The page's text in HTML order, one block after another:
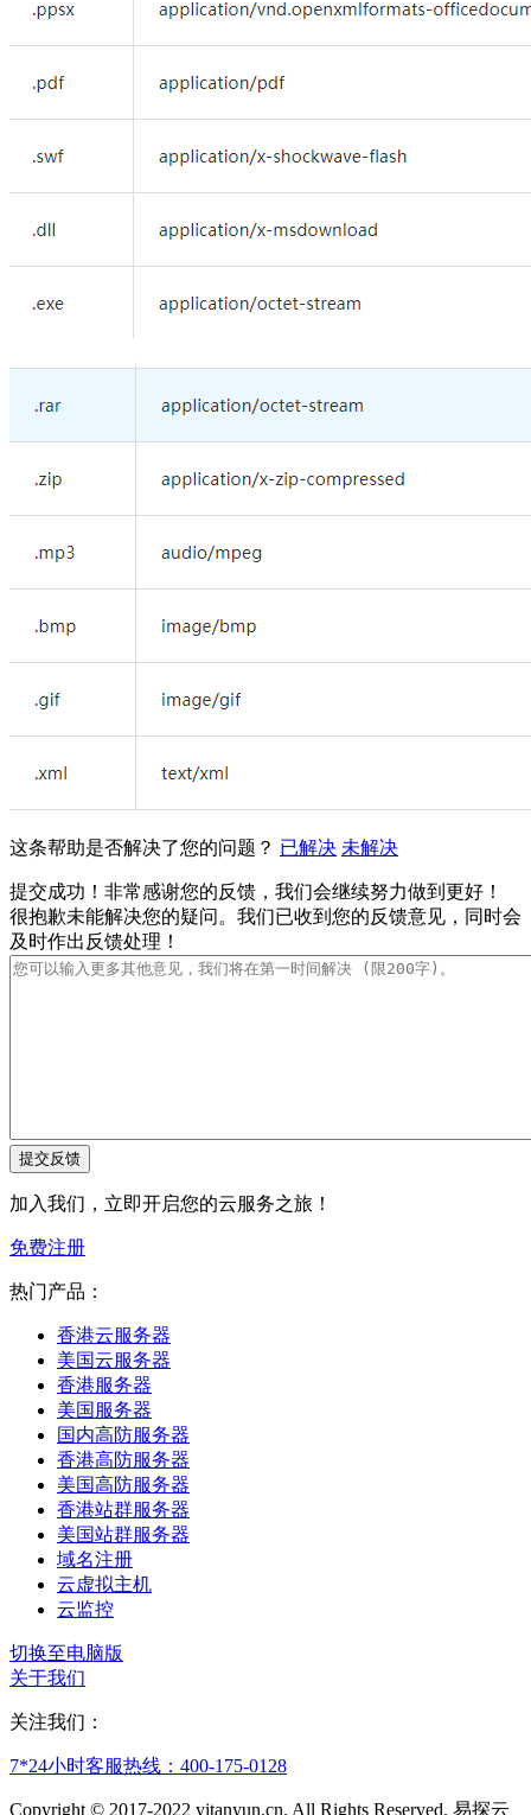
这条帮助是否解决了您的问题？ 已解决 未解决
提交成功！非常感谢您的反馈，我们会继续努力做到更好！
很抱歉未能解决您的疑问。我们已收到您的反馈意见，同时会
及时作出反馈处理！
加入我们，立即开启您的云服务之旅！
免费注册
热门产品：
香港云服务器
美国云服务器
香港服务器
美国服务器
国内高防服务器
香港高防服务器
美国高防服务器
香港站群服务器
美国站群服务器
域名注册
云虚拟主机
云监控
切换至电脑版
关于我们
关注我们：
7*24小时客服热线： 400-175-0128
Copyright © 2017-2022 yitanyun.cn. All Rights Reserved. 易探云